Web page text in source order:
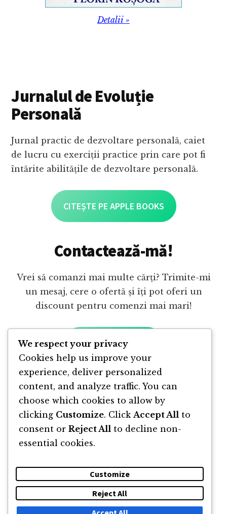
Detalii »
Jurnalul de Evoluție
Personală
Jurnal practic de dezvoltare personală, caiet
de lucru cu exerciții practice prin care pot fi
întărite abilitățile de dezvoltare personală.
CITEȘTE PE APPLE BOOKS
Contactează-mă!
Vrei să comanzi mai multe cărți? Trimite-mi
un mesaj, cere o ofertă și îți pot oferi un
discount pentru comenzi mai mari!
CONTACTEAZĂ-MĂ!
Mai multe produse care pot fi comandate
pagina de shop
DESPRE NEWSLETTER CĂUTARE CONTACT
We respect your privacy
Cookies help us improve your
experience, deliver personalized
content, and analyze traffic. You can
choose which cookies to allow by
clicking Customize. Click Accept All to
consent or Reject All to decline non-
essential cookies.
Customize
Reject All